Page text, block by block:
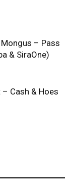
– Pass
& SiraOne)
Cash & Hoes